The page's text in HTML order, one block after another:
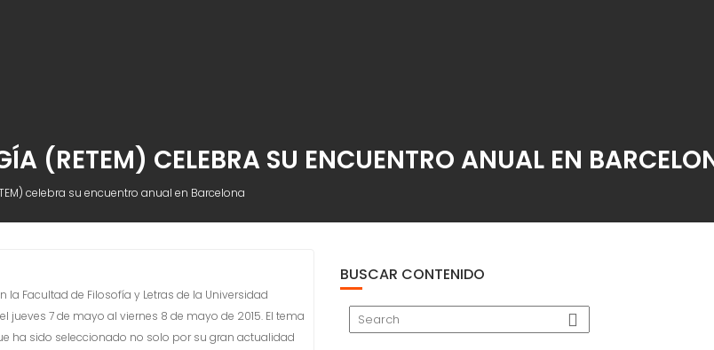
(RETEM) CELEBRA SU ENCUENTRO ANUAL EN
celebra su encuentro anual en Barcelona
Facultad de Filosofía y Letras de la Universidad
7 de mayo al viernes 8 de mayo de 2015. El tema
ha sido seleccionado no solo por su gran actualidad
BUSCAR CONTENIDO